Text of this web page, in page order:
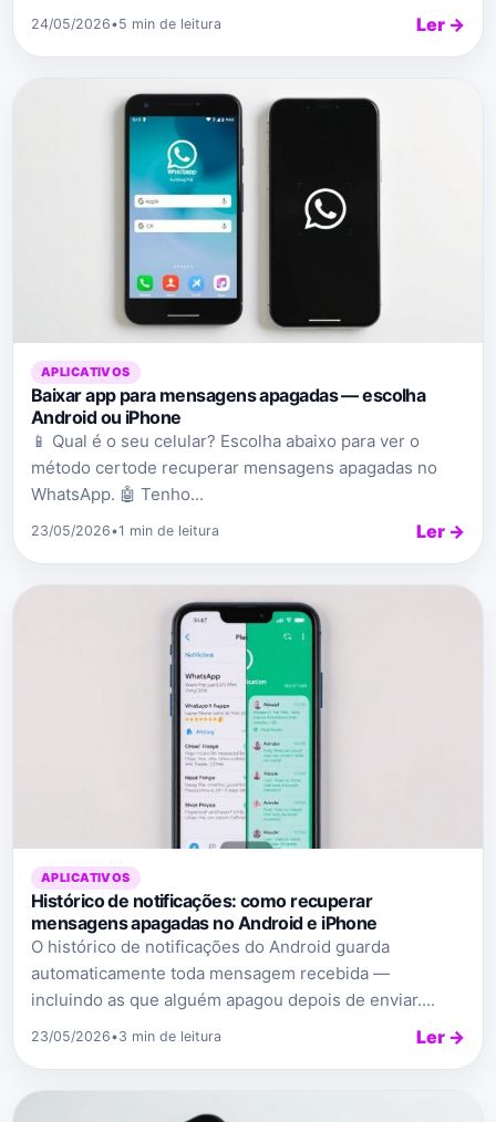
24/05/2026•5 min de leitura Ler →
APLICATIVOS
Baixar app para mensagens apagadas — escolha
Android ou iPhone
📱 Qual é o seu celular? Escolha abaixo para ver o
método certode recuperar mensagens apagadas no
WhatsApp. 🤖 Tenho...
23/05/2026•1 min de leitura Ler →
APLICATIVOS
Histórico de notificações: como recuperar
mensagens apagadas no Android e iPhone
O histórico de notificações do Android guarda
automaticamente toda mensagem recebida —
incluindo as que alguém apagou depois de enviar....
23/05/2026•3 min de leitura Ler →